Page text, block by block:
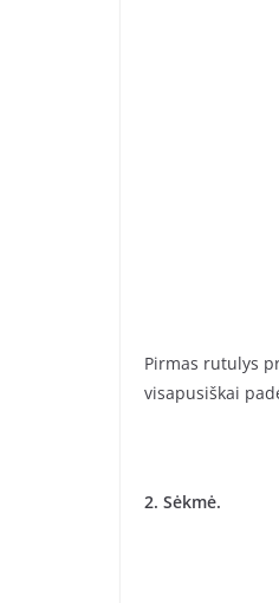
Pirmas rutulys
visapusiškai
2. Sėkmė.